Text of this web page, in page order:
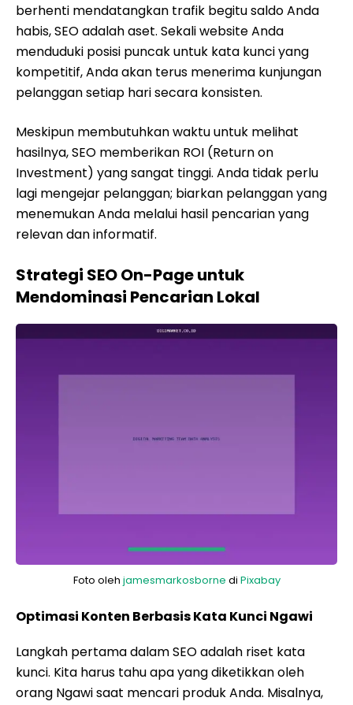
berhenti mendatangkan trafik begitu saldo Anda
habis, SEO adalah aset. Sekali website Anda
menduduki posisi puncak untuk kata kunci yang
kompetitif, Anda akan terus menerima kunjungan
pelanggan setiap hari secara konsisten.
Meskipun membutuhkan waktu untuk melihat
hasilnya, SEO memberikan ROI (Return on
Investment) yang sangat tinggi. Anda tidak perlu
lagi mengejar pelanggan; biarkan pelanggan yang
menemukan Anda melalui hasil pencarian yang
relevan dan informatif.
Strategi SEO On-Page untuk
Mendominasi Pencarian Lokal
Foto oleh jamesmarkosborne di Pixabay
Optimasi Konten Berbasis Kata Kunci Ngawi
Langkah pertama dalam SEO adalah riset kata
kunci. Kita harus tahu apa yang diketikkan oleh
orang Ngawi saat mencari produk Anda. Misalnya,